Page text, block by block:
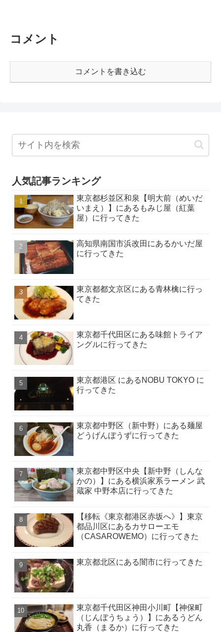
コメント
コメントを書き込む
人気記事ランキング
東京都杉並区和泉【明大前（めいだ
いまえ）】にあるもみじ屋（紅葉
屋）に行ってきた
高知県南国市浜改田にあるかいだ屋
に行ってきた
東京都都文京区にある青林檎に行っ
てきた
東京都千代田区にある味館トライア
ングルに行ってきた
東京都港区 にあるNOBU TOKYO に
行ってきた
東京都中野区（新中野）にある麺屋
どうげんぼうずに行ってきた
東京都中野区中央【新中野（しんな
かの）】にある横浜家系ラーメン 武
蔵家 中野本店に行ってきた
【移転《東京都港区赤坂へ》】東京
都品川区にあるカサローエモ
（CASAROWEMO）に行ってきた
東京都北区にある闇市に行ってきた
東京都千代田区神田小川町【神保町
（じんぼうちょう）】にあるうどん
丸香（まるか）に行ってきた